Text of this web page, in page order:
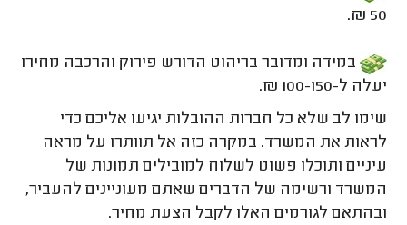
50 ₪.
במידה ומדובר בריהוט הדורש פירוק והרכבה מחירו
יעלה ל-100-150 ₪.
שימו לב שלא כל חברות ההובלות יגיעו אליכם כדי
לראות את המשרד. במקרה כזה אל תוותרו על מראה
עיניים ותוכלו פשוט לשלוח למובילים תמונות של
המשרד ורשימה של הדברים שאתם מעוניינים להעביר,
ובהתאם לגורמים האלו לקבל הצעת מחיר.